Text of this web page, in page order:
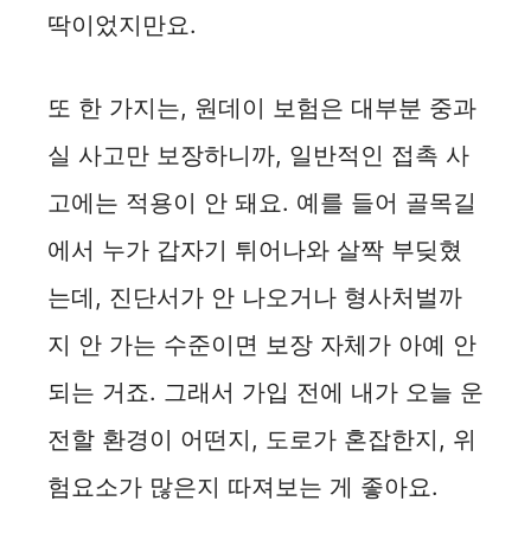
딱이었지만요.
또 한 가지는, 원데이 보험은 대부분 중과
실 사고만 보장하니까, 일반적인 접촉 사
고에는 적용이 안 돼요. 예를 들어 골목길
에서 누가 갑자기 튀어나와 살짝 부딪혔
는데, 진단서가 안 나오거나 형사처벌까
지 안 가는 수준이면 보장 자체가 아예 안
되는 거죠. 그래서 가입 전에 내가 오늘 운
전할 환경이 어떤지, 도로가 혼잡한지, 위
험요소가 많은지 따져보는 게 좋아요.